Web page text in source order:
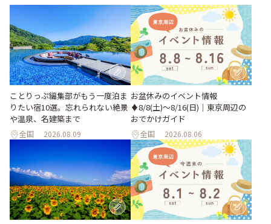
ことりっぷ編集部がもう一度泊ま
りたい宿10選。忘れられない絶景
や温泉、名建築まで
全国 2026.08.09
お盆休みのイベント情報
♦︎8/8(土)〜8/16(日)｜東京周辺の
おでかけガイド
全国 2026.08.06